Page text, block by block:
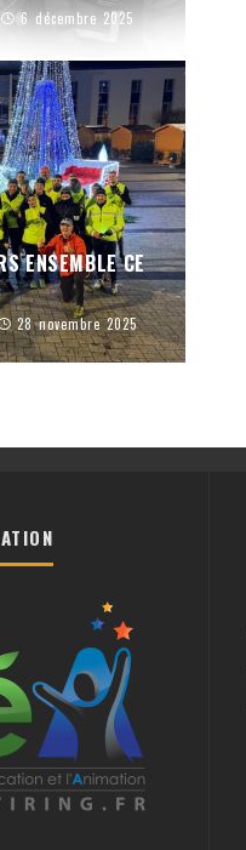
6 décembre 2025
ENSEMBLE CE
28 novembre 2025